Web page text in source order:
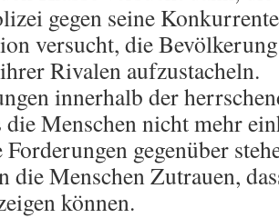
gegen seine
versucht, die
Rivalen aufzustacheln.
innerhalb der
die Menschen nicht mehr
Forderungen gegenüber
die Menschen Zutrauen,
können.